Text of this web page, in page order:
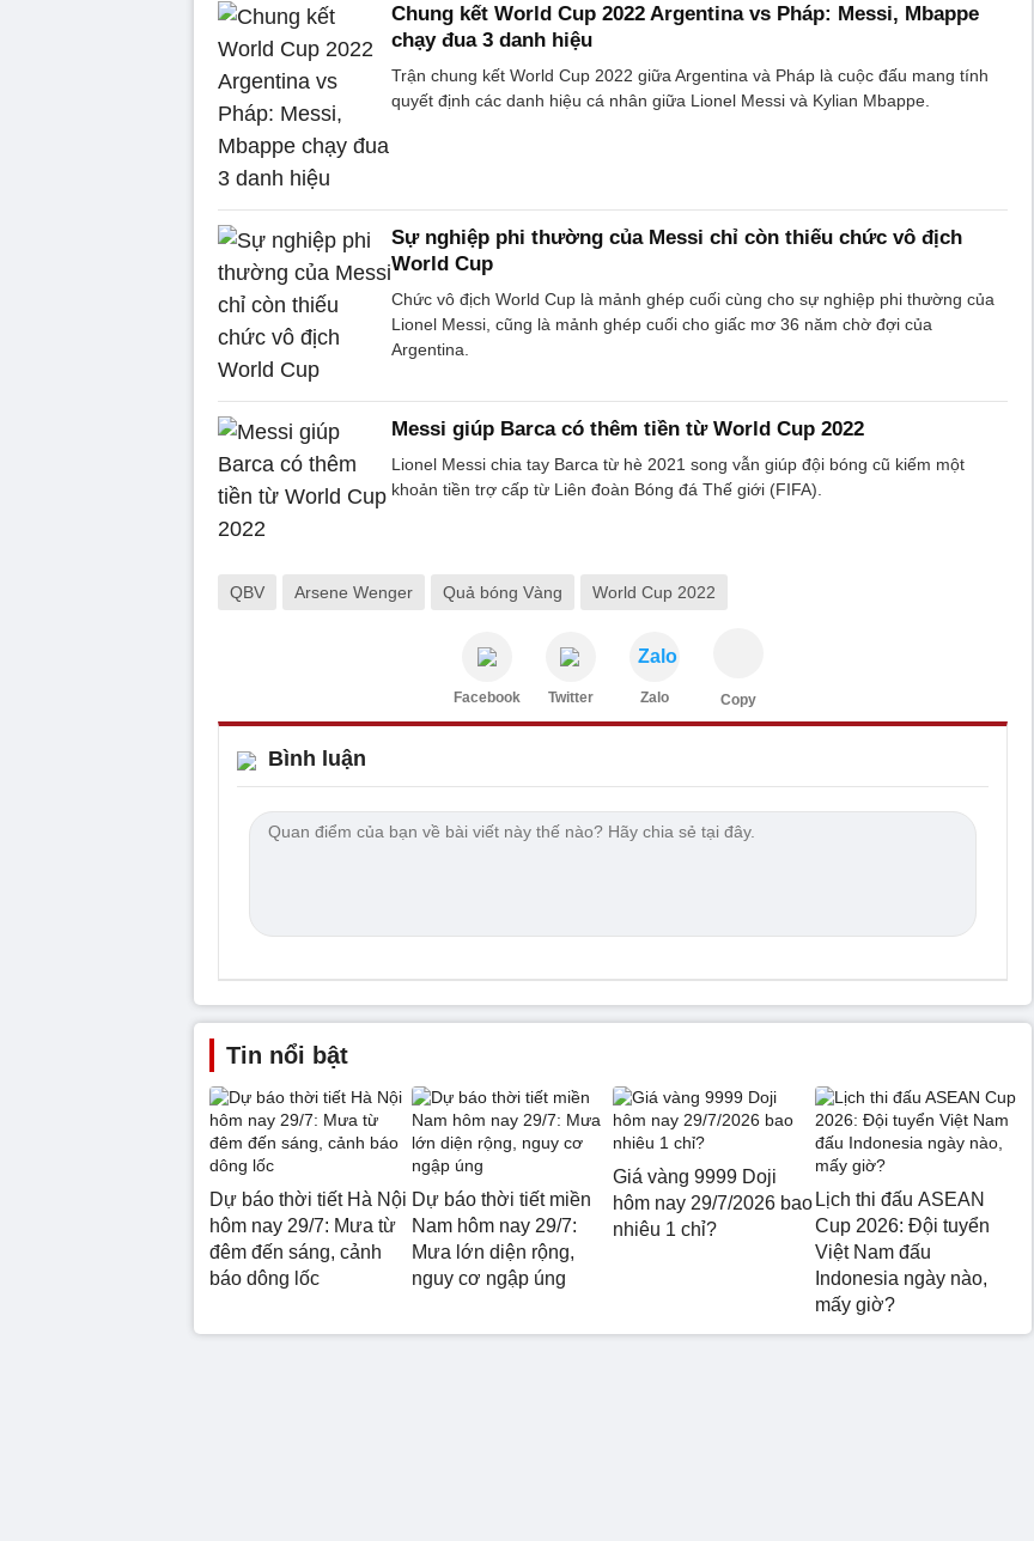
Chung kết World Cup 2022 Argentina vs Pháp: Messi, Mbappe
chạy đua 3 danh hiệu
Trận chung kết World Cup 2022 giữa Argentina và Pháp là cuộc đấu mang tính
quyết định các danh hiệu cá nhân giữa Lionel Messi và Kylian Mbappe.
Sự nghiệp phi thường của Messi chỉ còn thiếu chức vô địch
World Cup
Chức vô địch World Cup là mảnh ghép cuối cùng cho sự nghiệp phi thường của
Lionel Messi, cũng là mảnh ghép cuối cho giấc mơ 36 năm chờ đợi của
Argentina.
Messi giúp Barca có thêm tiền từ World Cup 2022
Lionel Messi chia tay Barca từ hè 2021 song vẫn giúp đội bóng cũ kiếm một
khoản tiền trợ cấp từ Liên đoàn Bóng đá Thế giới (FIFA).
QBV Arsene Wenger Quả bóng Vàng World Cup 2022
Facebook Twitter
Zalo
Zalo Copy
Bình luận
Tin nổi bật
Dự báo thời tiết Hà Nội
hôm nay 29/7: Mưa từ
đêm đến sáng, cảnh
báo dông lốc
Dự báo thời tiết miền
Nam hôm nay 29/7:
Mưa lớn diện rộng,
nguy cơ ngập úng
Giá vàng 9999 Doji
hôm nay 29/7/2026 bao
nhiêu 1 chỉ?
Lịch thi đấu ASEAN
Cup 2026: Đội tuyển
Việt Nam đấu
Indonesia ngày nào,
mấy giờ?